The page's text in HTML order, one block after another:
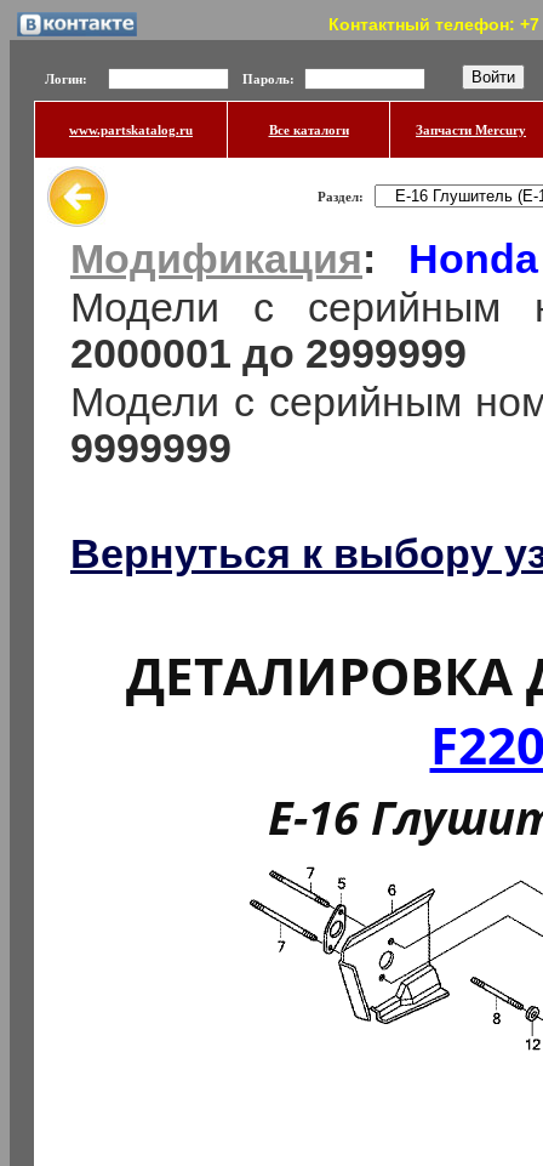
Контактный телефон:
Логин: Пароль:
www.partskatalog.ru Все каталоги Запчасти Mercury
Раздел:
Модификация:
Модели с серийным
2000001 до 2999999
Модели с серийным
9999999
Вернуться к выбору
ДЕТАЛИРОВКА
E-16